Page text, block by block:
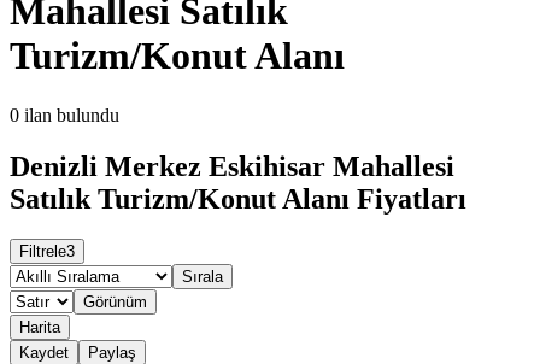
Mahallesi Satılık
Turizm/Konut Alanı
0 ilan bulundu
Denizli Merkez Eskihisar Mahallesi
Satılık Turizm/Konut Alanı Fiyatları
Filtrele3
Sırala
Görünüm
Harita
Kaydet
Paylaş